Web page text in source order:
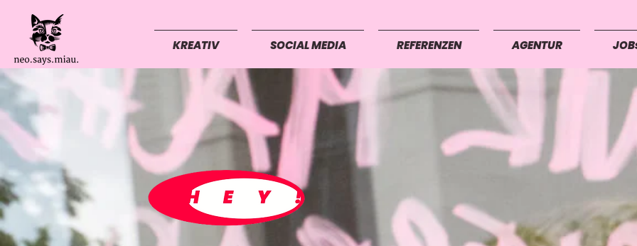
KREATIV SOCIAL MEDIA REFERENZEN AGENTUR